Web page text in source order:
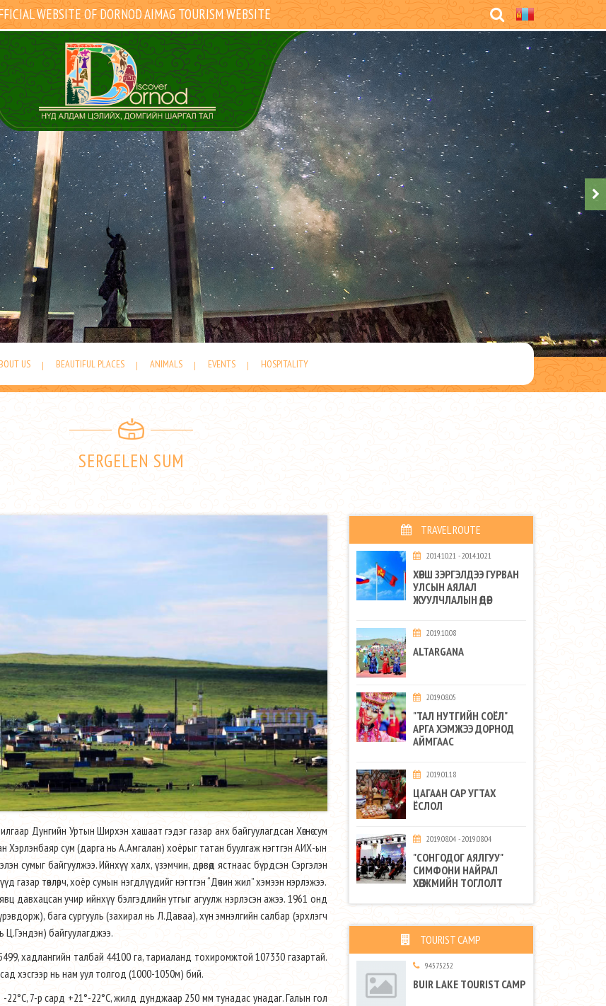
WEBSITE OF DORNOD AIMAG TOURISM WEBSITE
US BEAUTIFUL PLACES ANIMALS EVENTS HOSPITALITY
SERGELEN SUM
Дунгийн Уртын Ширхэн хашаат гэдэг газар анх байгуулагдсан Хөгнө сум
Хэрлэнбаяр сум (дарга нь А.Амгалан) хоёрыг татан буулгаж нэгтгэн АИХ-ын
сумыг байгуулжээ. Ийнхүү халх, үзэмчин, дөрвөд ястнаас бүрдсэн Сэргэлэн
төвлөрч, хоёр сумын нэгдлүүдийг нэгтгэн “Дөчин жил” хэмээн нэрлэжээ.
давхацсан учир ийнхүү бэлгэдлийн утгыг агуулж нэрлэсэн ажээ. 1961 онд
бага сургууль (захирал нь Л.Даваа), хүн эмнэлгийн салбар (эрхлэгч
Ц.Гэндэн) байгуулагджээ.
хадлангийн талбай 44100 га, тариаланд тохиромжтой 107330 газартай.
хэсгээр нь нам уул толгод (1000-1050м) бий.
7-р сард +21°-22°С, жилд дунджаар 250 мм тунадас унадаг. Галын гол
TRAVEL ROUTE
2014.10.21 - 2014.10.21
ХӨРШ ЗЭРГЭЛДЭЭ ГУРВАН
УЛСЫН АЯЛАЛ
ЖУУЛЧЛАЛЫН ӨДӨР
2019.10.08
ALTARGANA
2019.08.05
"ТАЛ НУТГИЙН СОЁЛ"
АРГА ХЭМЖЭЭ ДОРНОД
АЙМГААС
2019.01.18
ЦАГААН САР УГТАХ
ЁСЛОЛ
2019.08.04 - 2019.08.04
"СОНГОДОГ АЯЛГУУ"
СИМФОНИ НАЙРАЛ
ХӨГЖМИЙН ТОГЛОЛТ
TOURIST CAMP
94575252
BUIR LAKE TOURIST CAMP